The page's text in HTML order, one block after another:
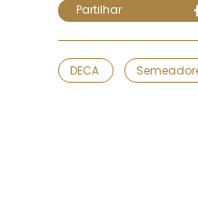
Partilhar
DECA